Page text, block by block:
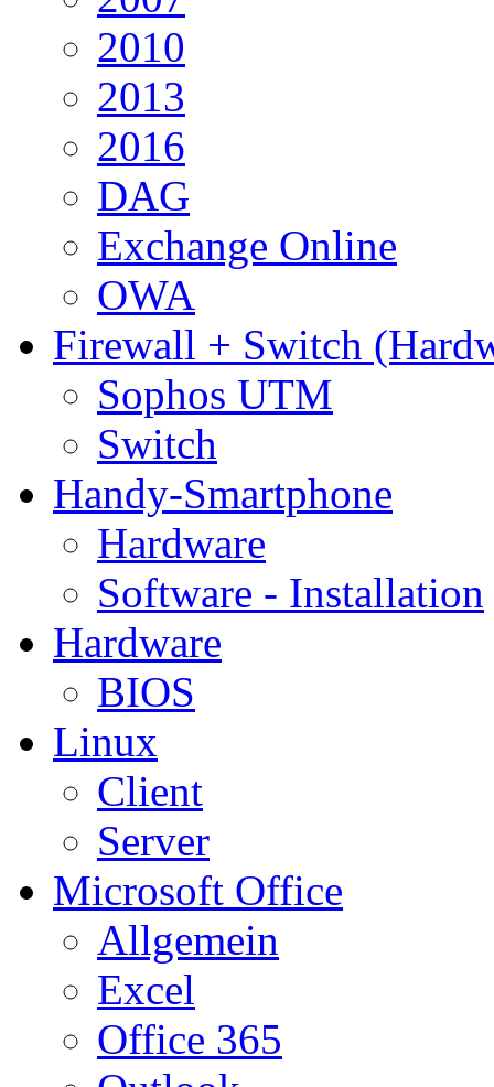
2010
2013
2016
DAG
Exchange Online
OWA
Firewall + Switch
Sophos UTM
Switch
Handy-Smartphone
Hardware
Software - Installation
Hardware
BIOS
Linux
Client
Server
Microsoft Office
Allgemein
Excel
Office 365